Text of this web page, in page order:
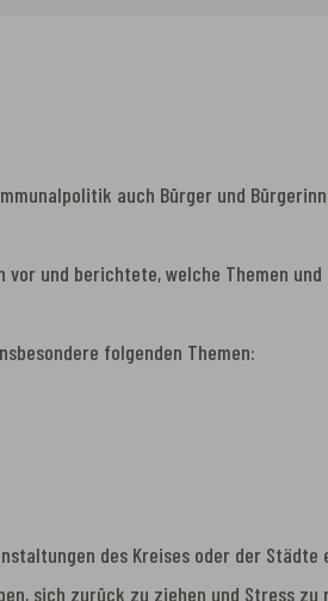
auch Bürger und
und berichtete, welche Themen
folgenden Themen:
des Kreises oder der Städte
sich zurück zu ziehen und Stress